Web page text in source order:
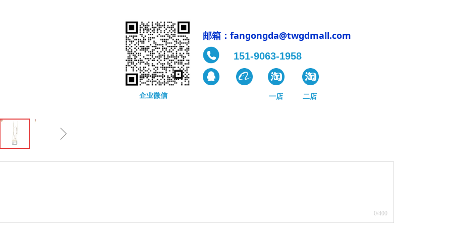
ꁇ
151-9063-1958
0/400
一店 二店
企业微信
邮箱：fangongda@twgdmall.com